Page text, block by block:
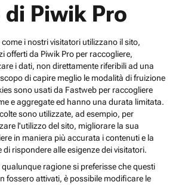
di Piwik Pro
i nostri visitatori utilizzano il sito,
offerti da Piwik Pro per raccogliere,
i dati, non direttamente riferibili ad una
di capire meglio le modalità di fruizione
sono usati da Fastweb per raccogliere
e aggregate ed hanno una durata limitata.
sono utilizzate, ad esempio, per
l'utilizzo del sito, migliorare la sua
in maniera più accurata i contenuti e la
rispondere alle esigenze dei visitatori.
ragione si preferisse che questi
fossero attivati, è possibile modificare le